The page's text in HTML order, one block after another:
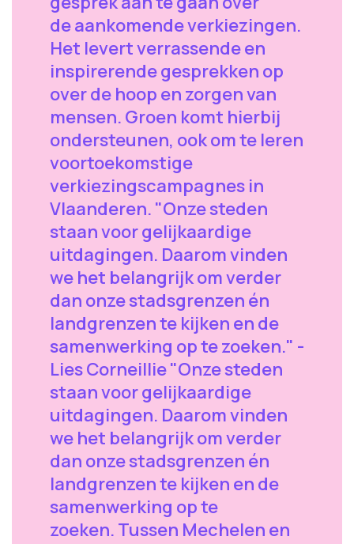
de aankomende verkiezingen.
Het levert verrassende en
inspirerende gesprekken op
over de hoop en zorgen van
mensen. Groen komt hierbij
ondersteunen, ook om te leren
voortoekomstige
verkiezingscampagnes in
Vlaanderen. "Onze steden
staan voor gelijkaardige
uitdagingen. Daarom vinden
we het belangrijk om verder
dan onze stadsgrenzen én
landgrenzen te kijken en de
samenwerking op te zoeken." -
Lies Corneillie "Onze steden
staan voor gelijkaardige
uitdagingen. Daarom vinden
we het belangrijk om verder
dan onze stadsgrenzen én
landgrenzen te kijken en de
samenwerking op te
zoeken. Tussen Mechelen en